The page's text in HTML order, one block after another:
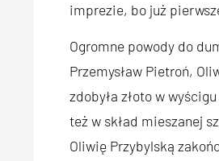
imprezie, bo już
Ogromne powody do
Przemysław Pietroń,
zdobyła złoto w
też w skład mieszanej
Oliwię Przybylską